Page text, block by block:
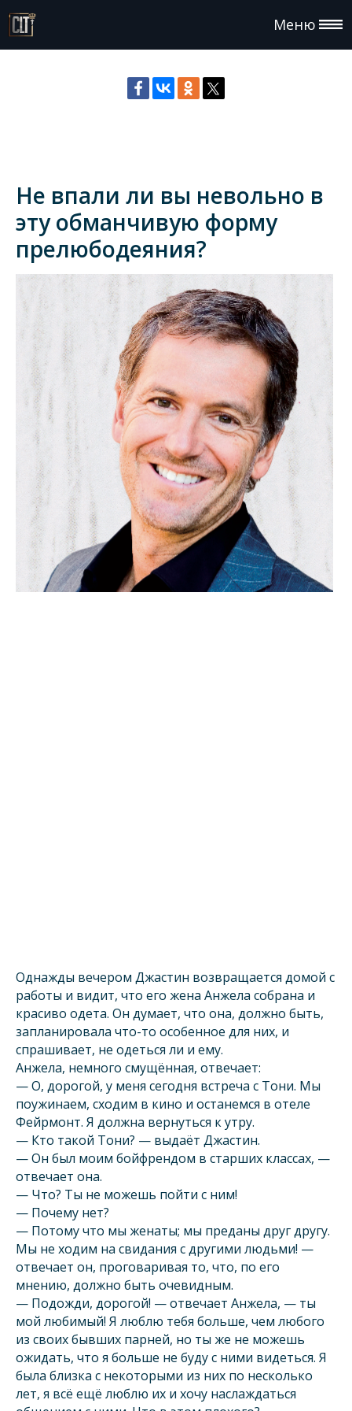
Меню
Не впали ли вы невольно в
эту обманчивую форму
прелюбодеяния?
Однажды вечером Джастин возвращается домой с
работы и видит, что его жена Анжела собрана и
красиво одета. Он думает, что она, должно быть,
запланировала что-то особенное для них, и
спрашивает, не одеться ли и ему.
Анжела, немного смущённая, отвечает:
— О, дорогой, у меня сегодня встреча с Тони. Мы
поужинаем, сходим в кино и останемся в отеле
Фейрмонт. Я должна вернуться к утру.
— Кто такой Тони? — выдаёт Джастин.
— Он был моим бойфрендом в старших классах, —
отвечает она.
— Что? Ты не можешь пойти с ним!
— Почему нет?
— Потому что мы женаты; мы преданы друг другу.
Мы не ходим на свидания с другими людьми! —
отвечает он, проговаривая то, что, по его
мнению, должно быть очевидным.
— Подожди, дорогой! — отвечает Анжела, — ты
мой любимый! Я люблю тебя больше, чем любого
из своих бывших парней, но ты же не можешь
ожидать, что я больше не буду с ними видеться. Я
была близка с некоторыми из них по несколько
лет, я всё ещё люблю их и хочу наслаждаться